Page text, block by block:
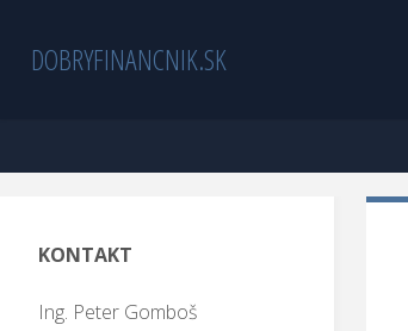
DOBRYFINANCNIK.SK
KONTAKT
Ing. Peter Gomboš